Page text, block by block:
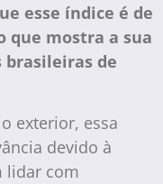
esse índice é de
que mostra a sua
brasileiras de
exterior, essa
devido à
lidar com